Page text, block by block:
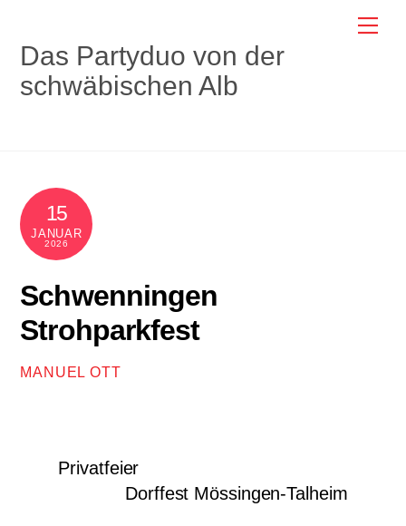
content
Das Partyduo von der
schwäbischen Alb
15
JANUAR
2026
Schwenningen
Strohparkfest
MANUEL OTT
Privatfeier
Dorffest Mössingen-Talheim